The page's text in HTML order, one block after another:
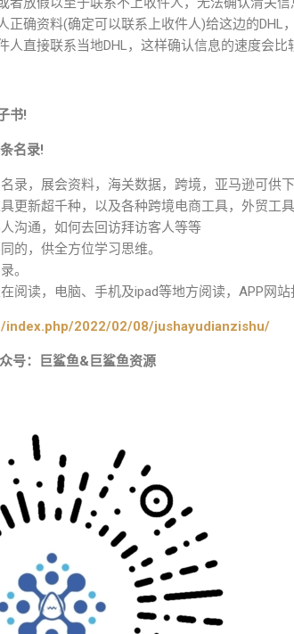
正确资料(确定可以联系上收件人)给这边的DHL
人直接联系当地DHL，这样确认信息的速度会比
书!
名录!
录，展会资料，海关数据，跨境，亚马逊可供
更新超千种，以及各种跨境电商工具，外贸工具
沟通，如何去回访拜访客人等等
的，供全方位学习思维。
。
阅读，电脑、手机及ipad等地方阅读，APP网站
index.php/2022/02/08/jushayudianzishu/
号：巨鲨鱼&巨鲨鱼资源